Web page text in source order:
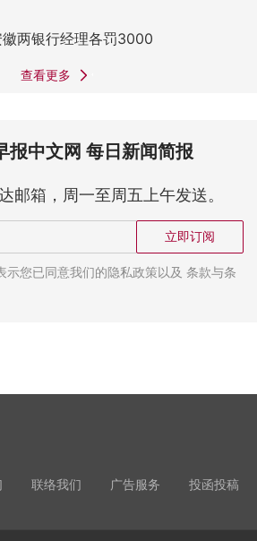
两银行经理各罚3000
查看更多
报中文网 每日新闻简报
邮箱，周一至周五上午发送。
立即订阅
示您已同意我们的隐私政策以及 条款与条
联络我们 广告服务 投函投稿